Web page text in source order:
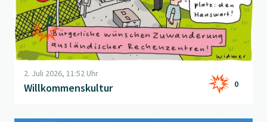
2. Juli 2026, 11:52 Uhr
Willkommenskultur 0